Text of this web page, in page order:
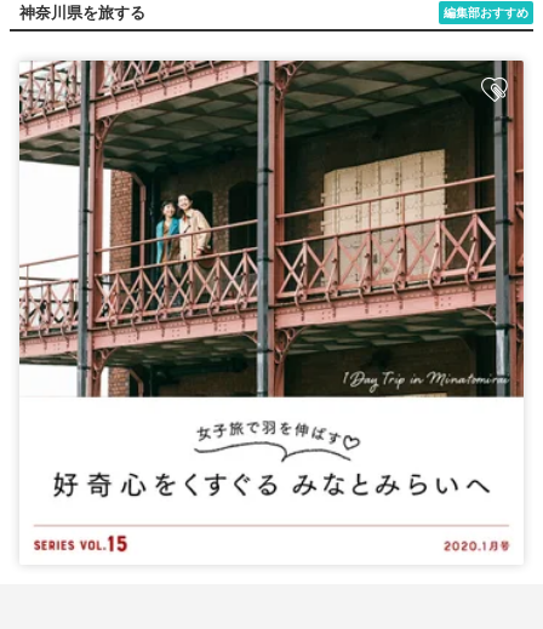
編集部おすすめ
神奈川県を旅する